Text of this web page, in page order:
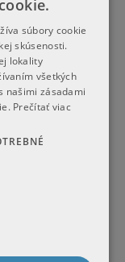
súbory cookie
skúsenosti.
lokality
všetkých
našimi zásadami
Prečítať viac